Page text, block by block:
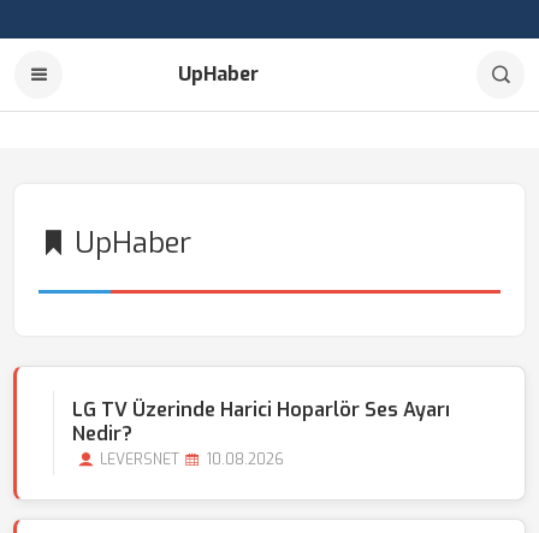
UpHaber
UpHaber
LG TV Üzerinde Harici Hoparlör Ses Ayarı
Nedir?
LEVERSNET 10.08.2026